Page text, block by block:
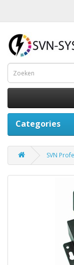
Categories
SVN